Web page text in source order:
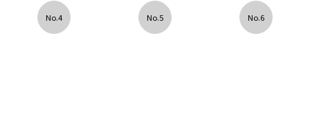
No.4 No.5 No.6